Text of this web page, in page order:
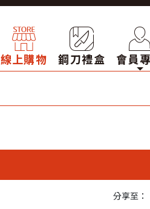
線上購物 鋼刀禮盒 會員
分享至：